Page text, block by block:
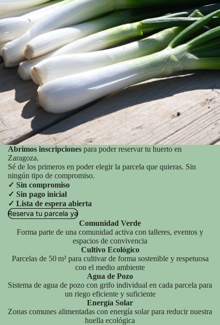
Abrimos inscripciones para poder reservar tu huerto en
Zaragoza.
Sé de los primeros en poder elegir la parcela que quieras. Sin
ningún tipo de compromiso.
✓ Sin compromiso
✓ Sin pago inicial
✓ Lista de espera abierta
Reserva tu parcela ya
Comunidad Verde
Forma parte de una comunidad activa con talleres, eventos y
espacios de convivencia
Cultivo Ecológico
Parcelas de 50 m² para cultivar de forma sostenible y respetuosa
con el medio ambiente
Agua de Pozo
Sistema de agua de pozo con grifo individual en cada parcela para
un riego eficiente y suficiente
Energía Solar
Zonas comunes alimentadas con energía solar para reducir nuestra
huella ecológica